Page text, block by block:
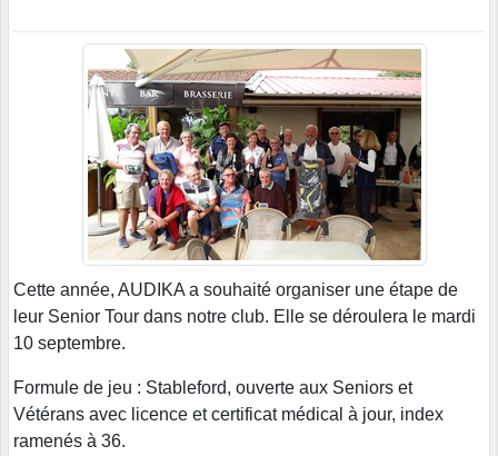
Cette année, AUDIKA a souhaité organiser une étape de
leur Senior Tour dans notre club. Elle se déroulera le mardi
10 septembre.
Formule de jeu : Stableford, ouverte aux Seniors et
Vétérans avec licence et certificat médical à jour, index
ramenés à 36.